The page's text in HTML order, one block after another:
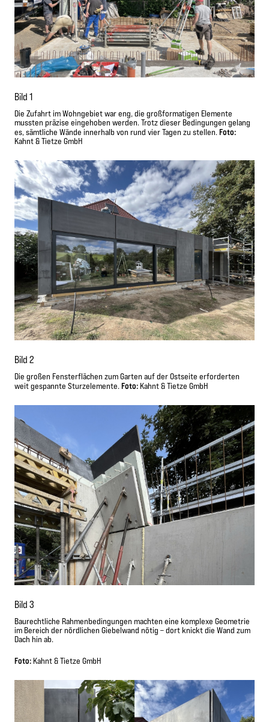
Bild 1
Die Zufahrt im Wohngebiet war eng, die großformatigen Elemente
mussten präzise eingehoben werden. Trotz dieser Bedingungen gelang
es, sämtliche Wände innerhalb von rund vier Tagen zu stellen. Foto:
Kahnt & Tietze GmbH
Bild 2
Die großen Fensterflächen zum Garten auf der Ostseite erforderten
weit gespannte Sturzelemente. Foto: Kahnt & Tietze GmbH
Bild 3
Baurechtliche Rahmenbedingungen machten eine komplexe Geometrie
im Bereich der nördlichen Giebelwand nötig – dort knickt die Wand zum
Dach hin ab.
Foto: Kahnt & Tietze GmbH